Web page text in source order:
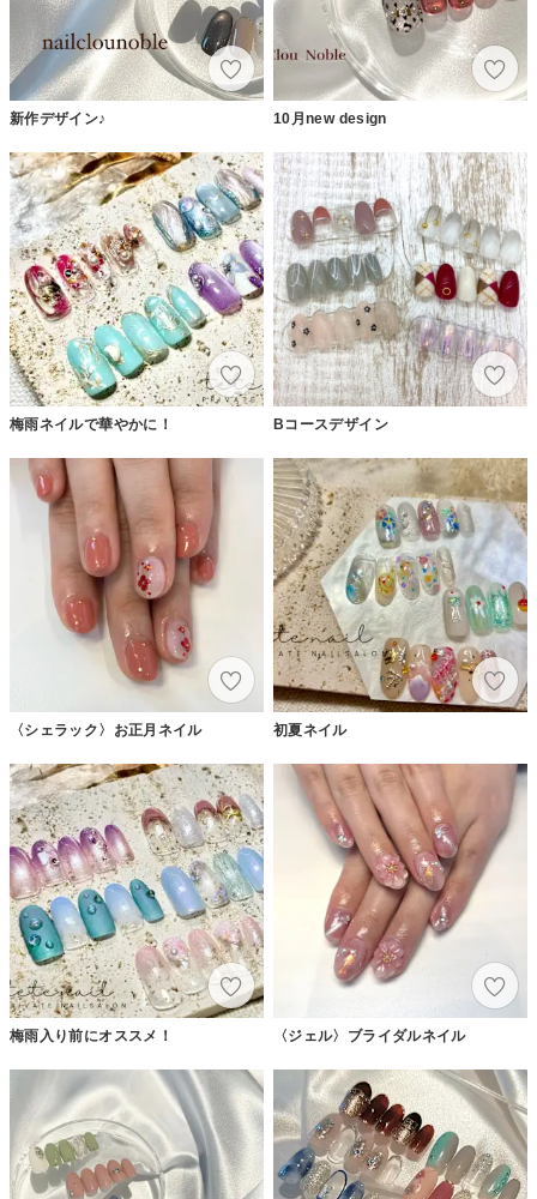
新作デザイン♪ 10月new design
梅雨ネイルで華やかに！ Bコースデザイン
〈シェラック〉お正月ネイル 初夏ネイル
梅雨入り前にオススメ！ 〈ジェル〉ブライダルネイル